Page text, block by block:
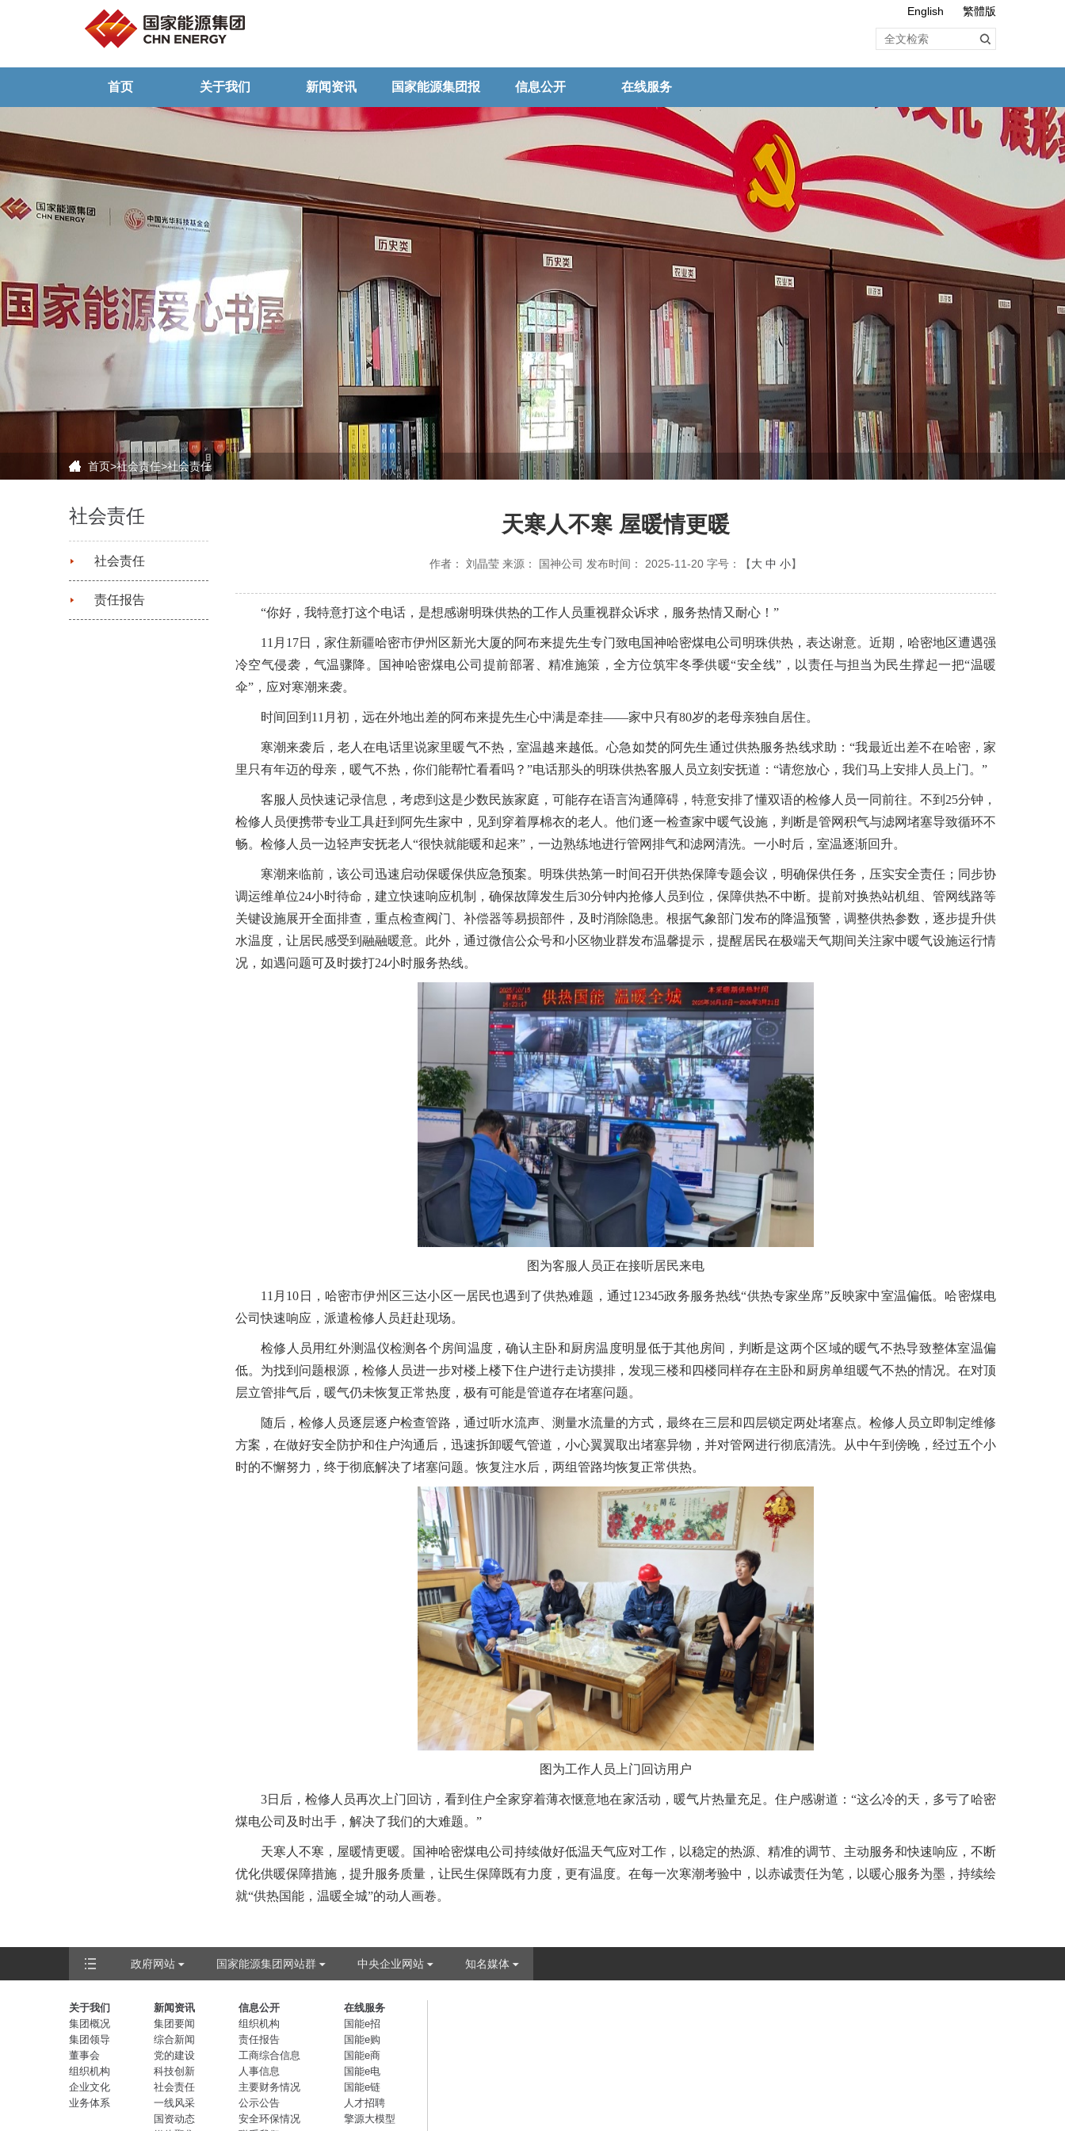
English 繁體版
首页 关于我们 新闻资讯 国家能源集团报 信息公开 在线服务
首页>社会责任>社会责任
社会责任
社会责任
责任报告
天寒人不寒 屋暖情更暖
作者： 刘晶莹 来源： 国神公司 发布时间： 2025-11-20 字号：【大 中 小】
“你好，我特意打这个电话，是想感谢明珠供热的工作人员重视群众诉求，服务热情又耐心！”
11月17日，家住新疆哈密市伊州区新光大厦的阿布来提先生专门致电国神哈密煤电公司明珠供热，表达谢意。近期，哈密地区遭遇强
冷空气侵袭，气温骤降。国神哈密煤电公司提前部署、精准施策，全方位筑牢冬季供暖“安全线”，以责任与担当为民生撑起一把“温暖
伞”，应对寒潮来袭。
时间回到11月初，远在外地出差的阿布来提先生心中满是牵挂——家中只有80岁的老母亲独自居住。
寒潮来袭后，老人在电话里说家里暖气不热，室温越来越低。心急如焚的阿先生通过供热服务热线求助：“我最近出差不在哈密，家
里只有年迈的母亲，暖气不热，你们能帮忙看看吗？”电话那头的明珠供热客服人员立刻安抚道：“请您放心，我们马上安排人员上门。”
客服人员快速记录信息，考虑到这是少数民族家庭，可能存在语言沟通障碍，特意安排了懂双语的检修人员一同前往。不到25分钟，
检修人员便携带专业工具赶到阿先生家中，见到穿着厚棉衣的老人。他们逐一检查家中暖气设施，判断是管网积气与滤网堵塞导致循环不
畅。检修人员一边轻声安抚老人“很快就能暖和起来”，一边熟练地进行管网排气和滤网清洗。一小时后，室温逐渐回升。
寒潮来临前，该公司迅速启动保暖保供应急预案。明珠供热第一时间召开供热保障专题会议，明确保供任务，压实安全责任；同步协
调运维单位24小时待命，建立快速响应机制，确保故障发生后30分钟内抢修人员到位，保障供热不中断。提前对换热站机组、管网线路等
关键设施展开全面排查，重点检查阀门、补偿器等易损部件，及时消除隐患。根据气象部门发布的降温预警，调整供热参数，逐步提升供
水温度，让居民感受到融融暖意。此外，通过微信公众号和小区物业群发布温馨提示，提醒居民在极端天气期间关注家中暖气设施运行情
况，如遇问题可及时拨打24小时服务热线。
图为客服人员正在接听居民来电
11月10日，哈密市伊州区三达小区一居民也遇到了供热难题，通过12345政务服务热线“供热专家坐席”反映家中室温偏低。哈密煤电
公司快速响应，派遣检修人员赶赴现场。
检修人员用红外测温仪检测各个房间温度，确认主卧和厨房温度明显低于其他房间，判断是这两个区域的暖气不热导致整体室温偏
低。为找到问题根源，检修人员进一步对楼上楼下住户进行走访摸排，发现三楼和四楼同样存在主卧和厨房单组暖气不热的情况。在对顶
层立管排气后，暖气仍未恢复正常热度，极有可能是管道存在堵塞问题。
随后，检修人员逐层逐户检查管路，通过听水流声、测量水流量的方式，最终在三层和四层锁定两处堵塞点。检修人员立即制定维修
方案，在做好安全防护和住户沟通后，迅速拆卸暖气管道，小心翼翼取出堵塞异物，并对管网进行彻底清洗。从中午到傍晚，经过五个小
时的不懈努力，终于彻底解决了堵塞问题。恢复注水后，两组管路均恢复正常供热。
图为工作人员上门回访用户
3日后，检修人员再次上门回访，看到住户全家穿着薄衣惬意地在家活动，暖气片热量充足。住户感谢道：“这么冷的天，多亏了哈密
煤电公司及时出手，解决了我们的大难题。”
天寒人不寒，屋暖情更暖。国神哈密煤电公司持续做好低温天气应对工作，以稳定的热源、精准的调节、主动服务和快速响应，不断
优化供暖保障措施，提升服务质量，让民生保障既有力度，更有温度。在每一次寒潮考验中，以赤诚责任为笔，以暖心服务为墨，持续绘
就“供热国能，温暖全城”的动人画卷。
政府网站 国家能源集团网站群 中央企业网站 知名媒体
关于我们
集团概况
集团领导
董事会
组织机构
企业文化
业务体系
新闻资讯
集团要闻
综合新闻
党的建设
科技创新
社会责任
一线风采
国资动态
信息公开
组织机构
责任报告
工商综合信息
人事信息
主要财务情况
公示公告
安全环保情况
在线服务
国能e招
国能e购
国能e商
国能e电
国能e链
人才招聘
擎源大模型